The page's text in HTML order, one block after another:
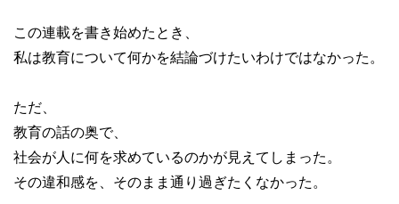
この連載を書き始めたとき、
私は教育について何かを結論づけたいわけではなかった。
ただ、
教育の話の奥で、
社会が人に何を求めているのかが見えてしまった。
その違和感を、そのまま通り過ぎたくなかった。